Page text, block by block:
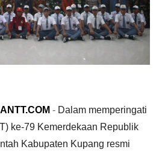
- Dalam memperingati
ke-79 Kemerdekaan Republik
Kabupaten Kupang resmi